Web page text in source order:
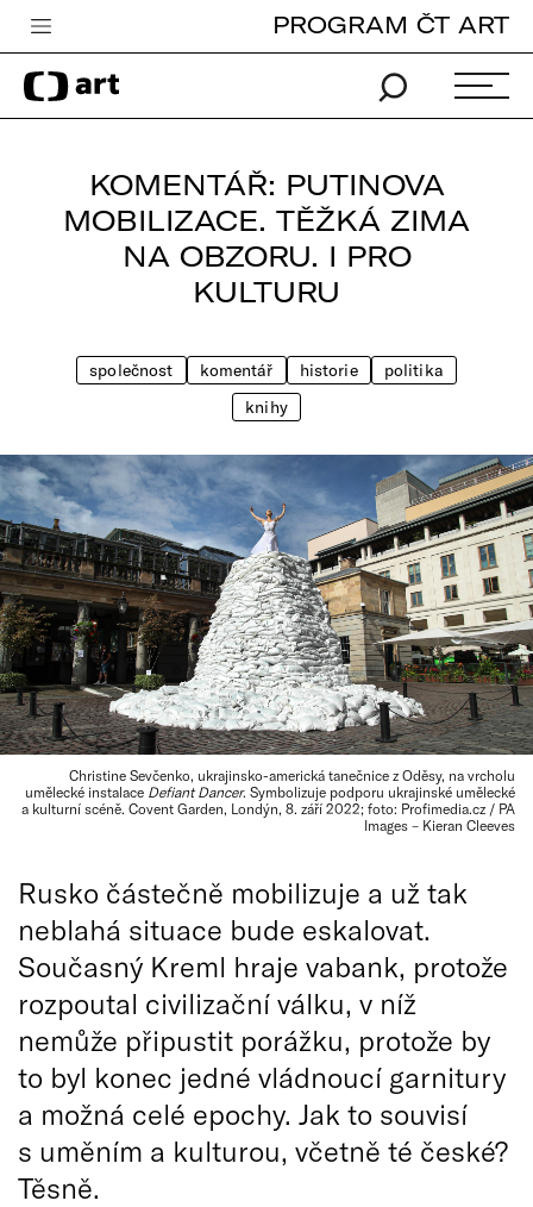
Česká televize
Zpravodajství
iVysílání
PROGRAM ČT ART
KOMENTÁŘ: PUTINOVA
MOBILIZACE. TĚŽKÁ ZIMA
NA OBZORU. I PRO
KULTURU
společnost komentář historie
politika
knihy
Christine Sevčenko, ukrajinsko-americká tanečnice z Oděsy, na vrcholu
umělecké instalace Defiant Dancer. Symbolizuje podporu ukrajinské umělecké
a kulturní scéně. Covent Garden, Londýn, 8. září 2022; foto: Profimedia.cz / PA
Images – Kieran Cleeves
Rusko částečně mobilizuje a už tak
neblahá situace bude eskalovat.
Současný Kreml hraje vabank, protože
rozpoutal civilizační válku, v níž
nemůže připustit porážku, protože by
to byl konec jedné vládnoucí garnitury
a možná celé epochy. Jak to souvisí
s uměním a kulturou, včetně té české?
Těsně.